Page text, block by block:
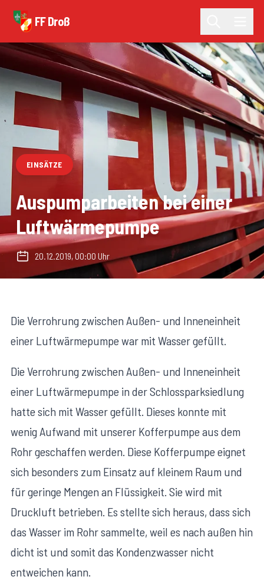
FF Droß
EINSÄTZE
Auspumparbeiten bei einer
Luftwärmepumpe
20.12.2019, 00:00 Uhr
Die Verrohrung zwischen Außen- und Inneneinheit
einer Luftwärmepumpe war mit Wasser gefüllt.
Die Verrohrung zwischen Außen- und Inneneinheit
einer Luftwärmepumpe in der Schlossparksiedlung
hatte sich mit Wasser gefüllt. Dieses konnte mit
wenig Aufwand mit unserer Kofferpumpe aus dem
Rohr geschaffen werden. Diese Kofferpumpe eignet
sich besonders zum Einsatz auf kleinem Raum und
für geringe Mengen an Flüssigkeit. Sie wird mit
Druckluft betrieben. Es stellte sich heraus, dass sich
das Wasser im Rohr sammelte, weil es nach außen hin
dicht ist und somit das Kondenzwasser nicht
entweichen kann.